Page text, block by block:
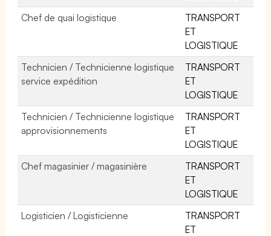
Chef de quai logistique
TRANSPORT
ET
LOGISTIQUE
Technicien / Technicienne logistique
service expédition
TRANSPORT
ET
LOGISTIQUE
Technicien / Technicienne logistique
approvisionnements
TRANSPORT
ET
LOGISTIQUE
Chef magasinier / magasinière
TRANSPORT
ET
LOGISTIQUE
Logisticien / Logisticienne
TRANSPORT
ET